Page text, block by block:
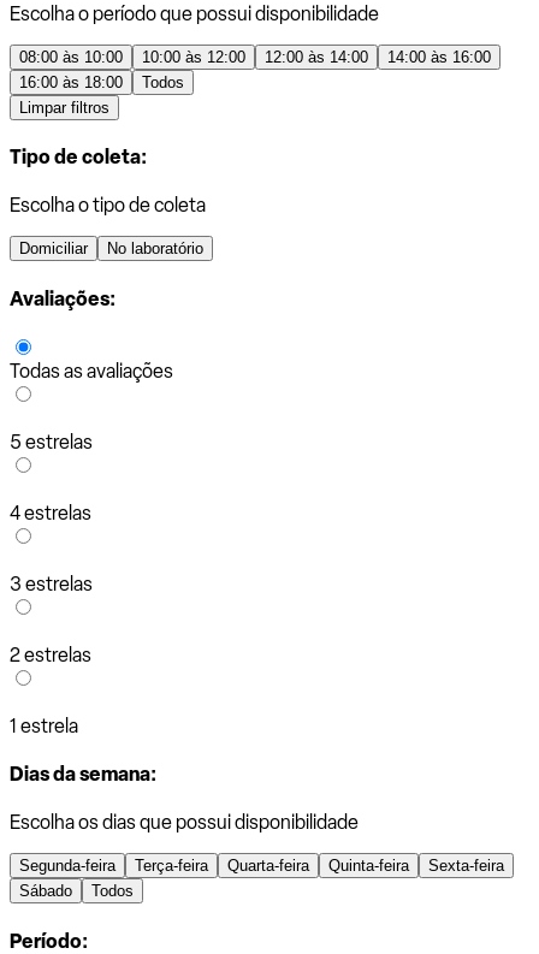
Escolha o período que possui disponibilidade
08:00 às 10:00 10:00 às 12:00 12:00 às 14:00
14:00 às 16:00
16:00 às 18:00
Todos
Limpar filtros
Tipo de coleta:
Escolha o tipo de coleta
Domiciliar No laboratório
Avaliações:
Todas as avaliações
5 estrelas
4 estrelas
3 estrelas
2 estrelas
1 estrela
Dias da semana:
Escolha os dias que possui disponibilidade
Segunda-feira Terça-feira Quarta-feira Quinta-feira
Sexta-feira
Sábado
Todos
Período: